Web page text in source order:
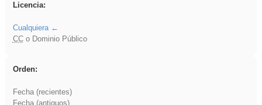
Licencia:
Cualquiera
CCo Dominio Público
Orden:
Fecha (recientes)
Fecha (antiguos)